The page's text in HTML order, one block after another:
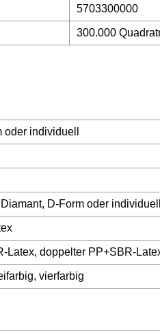
5703300000
300.000
oder individuell
D-Form oder individuell
Latex, doppelter PP+SBR-
vierfarbig